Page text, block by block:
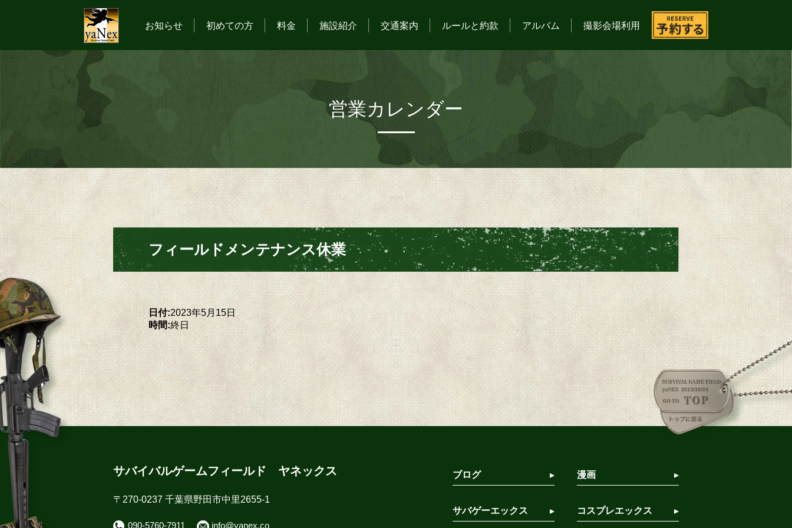
お知らせ 初めての方 料金 施設紹介 交通案内 ルールと約款 アルバム 撮影会場利用
営業カレンダー
フィールドメンテナンス休業
日付:2023年5月15日
時間:終日
サバイバルゲームフィールド ヤネックス
〒270-0237 千葉県野田市中里2655-1
090-5760-7911 info@yanex.co
ブログ 漫画
サバゲーエックス コスプレエックス